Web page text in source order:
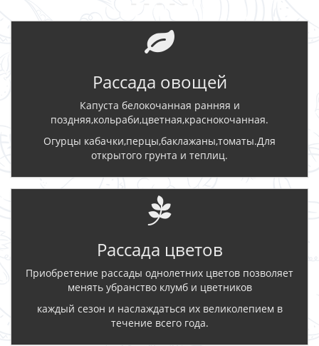
Рассада овощей
Капуста белокочанная ранняя и
поздняя,кольраби,цветная,краснокочанная.
Огурцы кабачки,перцы,баклажаны,томаты.Для
открытого грунта и теплиц.
Рассада цветов
Приобретение рассады однолетних цветов позволяет
менять убранство клумб и цветников
каждый сезон и наслаждаться их великолепием в
течение всего года.